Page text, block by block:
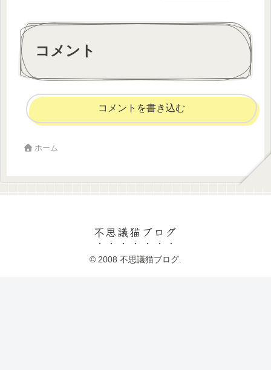
コメント
コメントを書き込む
ホーム
不思議猫ブログ
© 2008 不思議猫ブログ.